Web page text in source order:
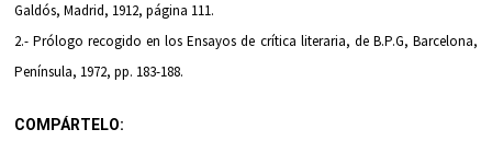
Galdós, Madrid, 1912, página 111.
2.- Prólogo recogido en los Ensayos de crítica literaria, de B.P.G, Barcelona,
Península, 1972, pp. 183-188.
COMPÁRTELO: